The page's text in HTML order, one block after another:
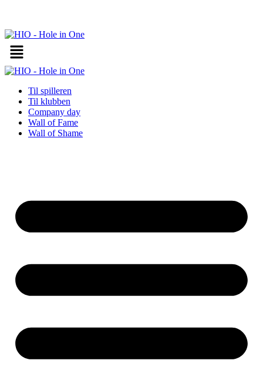
indhold
Til spilleren
Til klubben
Company day
Wall of Fame
Wall of Shame